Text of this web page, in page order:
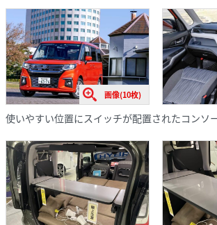
画像(10枚)
使いやすい位置にスイッチが配置されたコンソ